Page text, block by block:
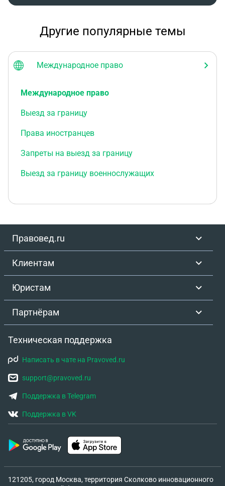
Другие популярные темы
Международное право
Международное право
Выезд за границу
Права иностранцев
Запреты на выезд за границу
Выезд за границу военнослужащих
Правовед.ru
Клиентам
Юристам
Партнёрам
Техническая поддержка
Написать в чате на Pravoved.ru
support@pravoved.ru
Поддержка в Telegram
Поддержка в VK
121205, город Москва, территория Сколково инновационного